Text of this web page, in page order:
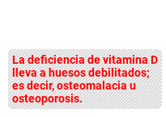
La deficiencia de vitamina D
lleva a huesos debilitados;
es decir, osteomalacia u
osteoporosis.